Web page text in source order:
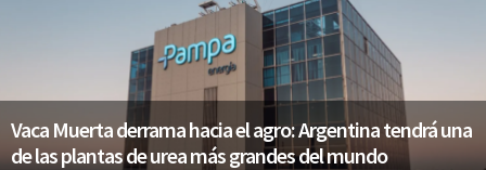
Vaca Muerta derrama hacia el agro: Argentina tendrá una
de las plantas de urea más grandes del mundo